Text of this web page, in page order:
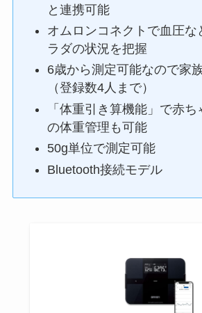
と連携可能
オムロンコネクトで血圧な
ラダの状況を把握
6歳から測定可能なので家
（登録数4人まで）
「体重引き算機能」で赤ち
の体重管理も可能
50g単位で測定可能
Bluetooth接続モデル